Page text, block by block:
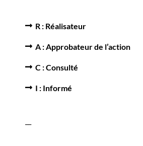
R : Réalisateur
A : Approbateur de l’action
C : Consulté
I : Informé